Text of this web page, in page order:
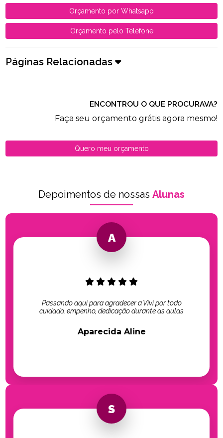
Orçamento por Whatsapp
Orçamento pelo Telefone
Páginas Relacionadas
ENCONTROU O QUE PROCURAVA?
Faça seu orçamento grátis agora mesmo!
Quero meu orçamento
Depoimentos de nossas Alunas
Passando aqui para agradecer a Vivi por todo
cuidado, empenho, dedicação durante as aulas
Aparecida Aline